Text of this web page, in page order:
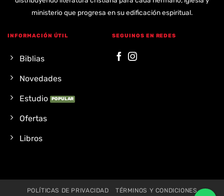
ministerio que progresa en su edificación espiritual.
INFORMACIÓN ÚTIL
Biblias
Novedades
Estudio
Ofertas
Libros
SEGUINOS EN REDES
POLÍTICAS DE PRIVACIDAD TÉRMINOS Y CONDICIONES